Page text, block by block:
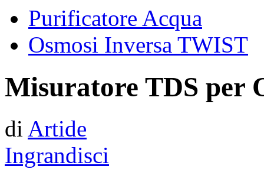
Purificatore Acqua
Osmosi Inversa TWIST
Misuratore TDS per
di Artide
Ingrandisci